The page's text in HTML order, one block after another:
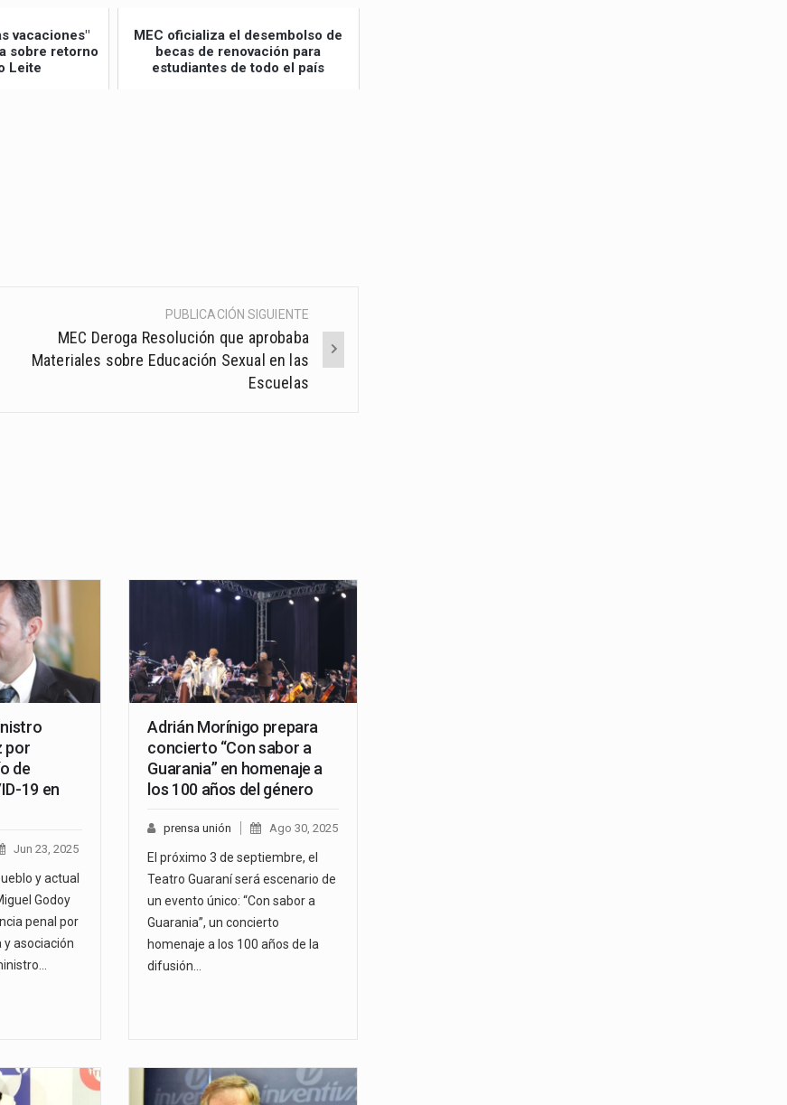
vacaciones"
sobre retorno
Leite
MEC oficializa el desembolso de
becas de renovación para
estudiantes de todo el país
PUBLICACIÓN SIGUIENTE
MEC Deroga Resolución que aprobaba
Materiales sobre Educación Sexual en las
Escuelas
por
de
19 en
Jun 23, 2025
y actual
Godoy
penal por
y asociación
Adrián Morínigo prepara
concierto “Con sabor a
Guarania” en homenaje a
los 100 años del género
prensa unión Ago 30, 2025
El próximo 3 de septiembre, el
Teatro Guaraní será escenario de
un evento único: “Con sabor a
Guarania”, un concierto
homenaje a los 100 años de la
difusión…